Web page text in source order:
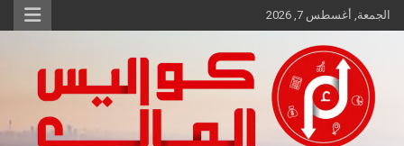
Skip
to
الجمعة, أغسطس 7, 2026